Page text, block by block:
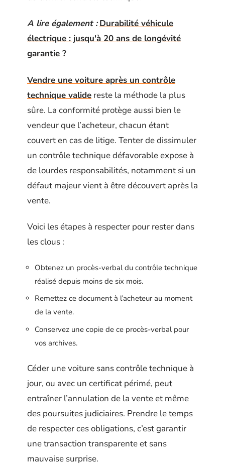
A lire également : Durabilité véhicule
électrique : jusqu'à 20 ans de longévité
garantie ?
Vendre une voiture après un contrôle
technique valide reste la méthode la plus
sûre. La conformité protège aussi bien le
vendeur que l’acheteur, chacun étant
couvert en cas de litige. Tenter de dissimuler
un contrôle technique défavorable expose à
de lourdes responsabilités, notamment si un
défaut majeur vient à être découvert après la
vente.
Voici les étapes à respecter pour rester dans
les clous :
Obtenez un procès-verbal du contrôle technique
réalisé depuis moins de six mois.
Remettez ce document à l’acheteur au moment
de la vente.
Conservez une copie de ce procès-verbal pour
vos archives.
Céder une voiture sans contrôle technique à
jour, ou avec un certificat périmé, peut
entraîner l’annulation de la vente et même
des poursuites judiciaires. Prendre le temps
de respecter ces obligations, c’est garantir
une transaction transparente et sans
mauvaise surprise.